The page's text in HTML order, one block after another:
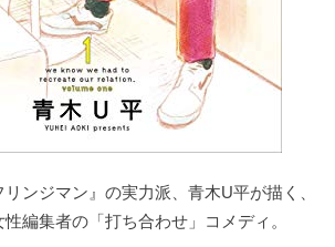
リンジマン』の実力派、青木U平が描く、
編集者の「打ち合わせ」コメディ。